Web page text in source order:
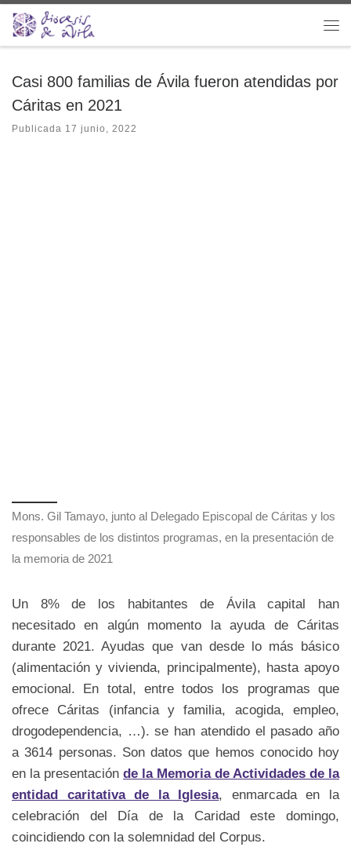
Saltar al contenido
Casi 800 familias de Ávila fueron atendidas por
Cáritas en 2021
Publicada 17 junio, 2022
Mons. Gil Tamayo, junto al Delegado Episcopal de Cáritas y los
responsables de los distintos programas, en la presentación de
la memoria de 2021
Un 8% de los habitantes de Ávila capital han
necesitado en algún momento la ayuda de Cáritas
durante 2021. Ayudas que van desde lo más básico
(alimentación y vivienda, principalmente), hasta apoyo
emocional. En total, entre todos los programas que
ofrece Cáritas (infancia y familia, acogida, empleo,
drogodependencia, …). se han atendido el pasado año
a 3614 personas. Son datos que hemos conocido hoy
en la presentación de la Memoria de Actividades de la
entidad caritativa de la Iglesia, enmarcada en la
celebración del Día de la Caridad este domingo,
coincidiendo con la solemnidad del Corpus.